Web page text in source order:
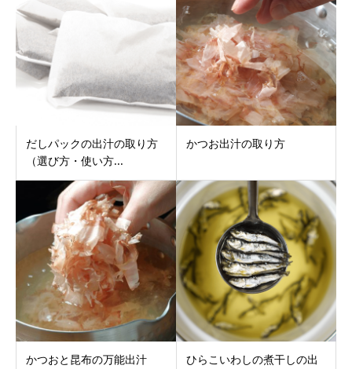
だしパックの出汁の取り方
（選び方・使い方...
かつお出汁の取り方
かつおと昆布の万能出汁
ひらこいわしの煮干しの出